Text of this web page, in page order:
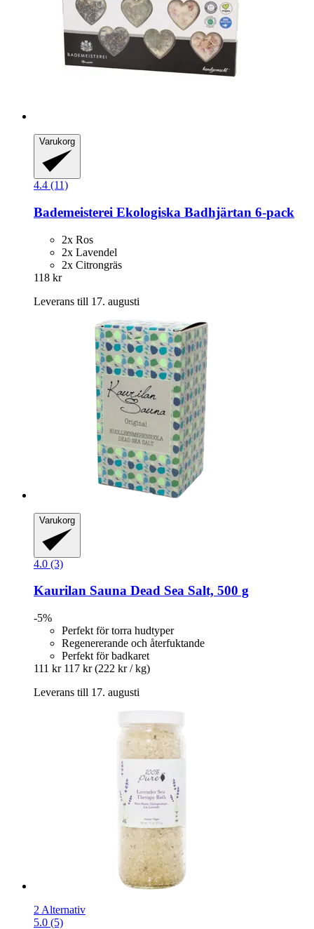
Varukorg
4.4 (11)
Bademeisterei Ekologiska Badhjärtan 6-​pack
2x Ros
2x Lavendel
2x Citrongräs
118 kr
Leverans till 17. augusti
Varukorg
4.0 (3)
Kaurilan Sauna Dead Sea Salt, 500 g
-5%
Perfekt för torra hudtyper
Regenererande och återfuktande
Perfekt för badkaret
111 kr 117 kr (222 kr / kg)
Leverans till 17. augusti
2 Alternativ
5.0 (5)